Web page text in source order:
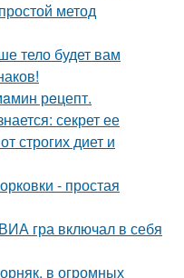
метод
тело будет вам
рeцепт.
секрет ее
строгих диет и
- простая
гра включал в себя
в огромных